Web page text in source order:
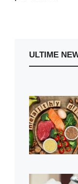
ULTIME